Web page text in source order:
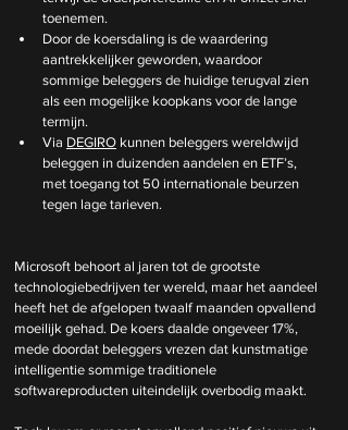
toenemen.
Door de koersdaling is de waardering
aantrekkelijker geworden, waardoor
sommige beleggers de huidige terugval zien
als een mogelijke koopkans voor de lange
termijn.
Via DEGIRO kunnen beleggers wereldwijd
beleggen in duizenden aandelen en ETF’s,
met toegang tot 50 internationale beurzen
tegen lage tarieven.
Microsoft behoort al jaren tot de grootste
technologiebedrijven ter wereld, maar het aandeel
heeft het de afgelopen twaalf maanden opvallend
moeilijk gehad. De koers daalde ongeveer 17%,
mede doordat beleggers vrezen dat kunstmatige
intelligentie sommige traditionele
softwareproducten uiteindelijk overbodig maakt.